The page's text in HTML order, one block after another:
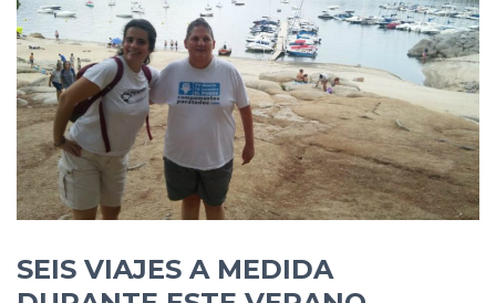
SEIS VIAJES A MEDIDA